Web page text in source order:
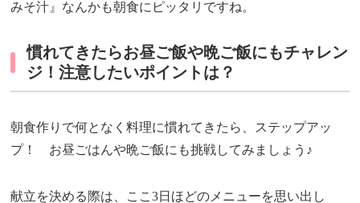
みそ汁』なんかも朝食にピッタリですね。
慣れてきたらお昼ご飯や晩ご飯にもチャレン
ジ！注意したいポイントは？
朝食作りで何となく料理に慣れてきたら、ステップアッ
プ！ お昼ごはんや晩ご飯にも挑戦してみましょう♪
献立を決める際は、ここ3日ほどのメニューを思い出し